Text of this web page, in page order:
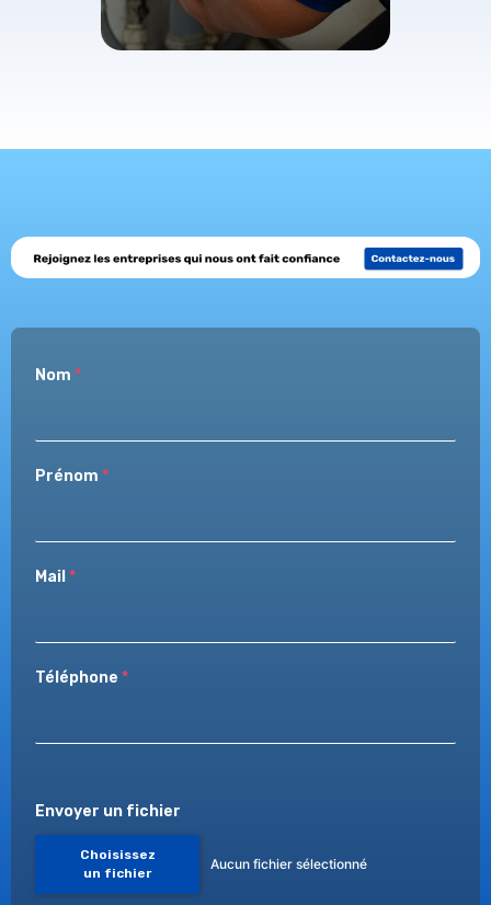
Nom *
Prénom *
Mail *
Téléphone *
Envoyer un fichier
Choisissez
un fichier
Aucun fichier sélectionné